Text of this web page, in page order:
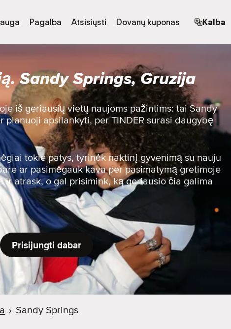
Pagalba Atsisiųsti Dovanų kuponas Kalba
Sandy Springs, Gruzija
iš geriausių vietų naujoms pažintims: tai Sandy
planuoji apsilankyti, per TINDER surasi daugybę
tokie patys, tyrinėk naktinį gyvenimą su nauju
ar pasimėgauk kava per pasimatymą gretimoje
ir atrask, o gal prisimink, ką geriausio čia galima
Prisijungti dabar
› Sandy Springs